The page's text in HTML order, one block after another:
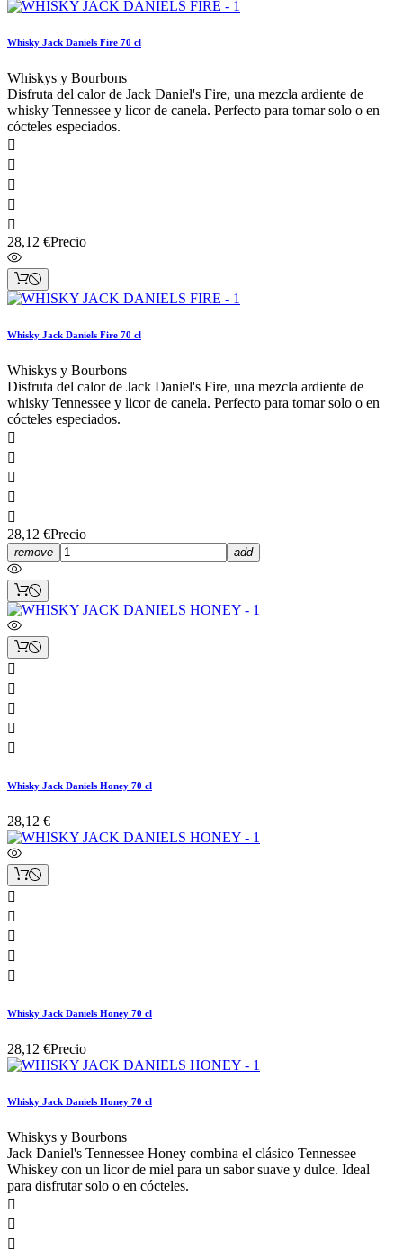
Whisky Jack Daniels Fire 70 cl
Whiskys y Bourbons
Disfruta del calor de Jack Daniel's Fire, una mezcla ardiente de
whisky Tennessee y licor de canela. Perfecto para tomar solo o en
cócteles especiados.





28,12 €Precio
Whisky Jack Daniels Fire 70 cl
Whiskys y Bourbons
Disfruta del calor de Jack Daniel's Fire, una mezcla ardiente de
whisky Tennessee y licor de canela. Perfecto para tomar solo o en
cócteles especiados.





28,12 €Precio
remove add





Whisky Jack Daniels Honey 70 cl
28,12 €





Whisky Jack Daniels Honey 70 cl
28,12 €Precio
Whisky Jack Daniels Honey 70 cl
Whiskys y Bourbons
Jack Daniel's Tennessee Honey combina el clásico Tennessee
Whiskey con un licor de miel para un sabor suave y dulce. Ideal
para disfrutar solo o en cócteles.


